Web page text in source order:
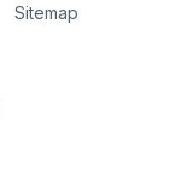
Sitemap